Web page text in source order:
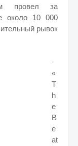
провел за
около 10 000
рывок
·
«
T
h
e
B
e
at